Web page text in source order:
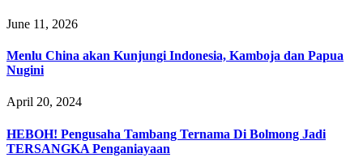
June 11, 2026
Menlu China akan Kunjungi Indonesia, Kamboja dan Papua
Nugini
April 20, 2024
HEBOH! Pengusaha Tambang Ternama Di Bolmong Jadi
TERSANGKA Penganiayaan